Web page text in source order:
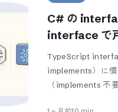
C# の
interface で
implements
TypeScript
implements）に
（implements 不